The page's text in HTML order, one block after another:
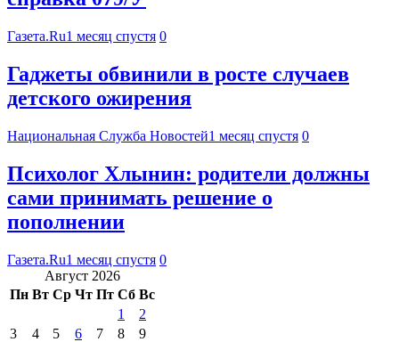
Газета.Ru1 месяц спустя 0
Гаджеты обвинили в росте случаев
детского ожирения
Национальная Служба Новостей1 месяц спустя 0
Психолог Хлынин: родители должны
сами принимать решение о
пополнении
Газета.Ru1 месяц спустя 0
Август 2026
Пн Вт Ср Чт Пт Сб Вс
1
2
3
4 5 6 7 8
9